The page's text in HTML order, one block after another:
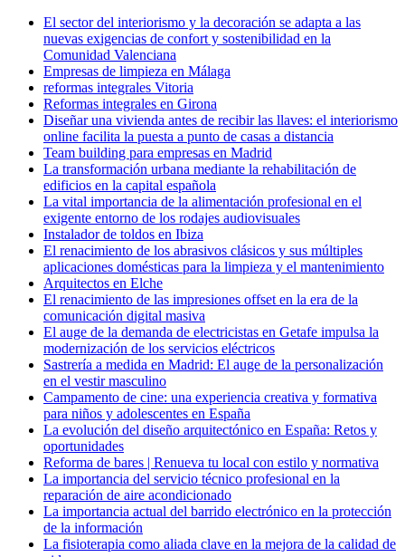
El sector del interiorismo y la decoración se adapta a las
nuevas exigencias de confort y sostenibilidad en la
Comunidad Valenciana
Empresas de limpieza en Málaga
reformas integrales Vitoria
Reformas integrales en Girona
Diseñar una vivienda antes de recibir las llaves: el interiorismo
online facilita la puesta a punto de casas a distancia
Team building para empresas en Madrid
La transformación urbana mediante la rehabilitación de
edificios en la capital española
La vital importancia de la alimentación profesional en el
exigente entorno de los rodajes audiovisuales
Instalador de toldos en Ibiza
El renacimiento de los abrasivos clásicos y sus múltiples
aplicaciones domésticas para la limpieza y el mantenimiento
Arquitectos en Elche
El renacimiento de las impresiones offset en la era de la
comunicación digital masiva
El auge de la demanda de electricistas en Getafe impulsa la
modernización de los servicios eléctricos
Sastrería a medida en Madrid: El auge de la personalización
en el vestir masculino
Campamento de cine: una experiencia creativa y formativa
para niños y adolescentes en España
La evolución del diseño arquitectónico en España: Retos y
oportunidades
Reforma de bares | Renueva tu local con estilo y normativa
La importancia del servicio técnico profesional en la
reparación de aire acondicionado
La importancia actual del barrido electrónico en la protección
de la información
La fisioterapia como aliada clave en la mejora de la calidad de